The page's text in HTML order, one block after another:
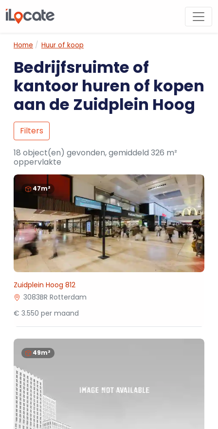
Home Huur of koop
Bedrijfsruimte of
kantoor huren of kopen
aan de Zuidplein Hoog
Filters
18 object(en) gevonden, gemiddeld 326 m²
oppervlakte
47m²
Zuidplein Hoog 812
3083BR Rotterdam
€ 3.550 per maand
49m²